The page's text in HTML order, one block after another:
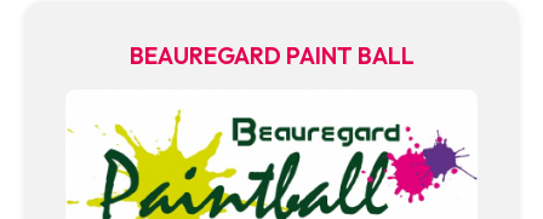
BEAUREGARD PAINT BALL